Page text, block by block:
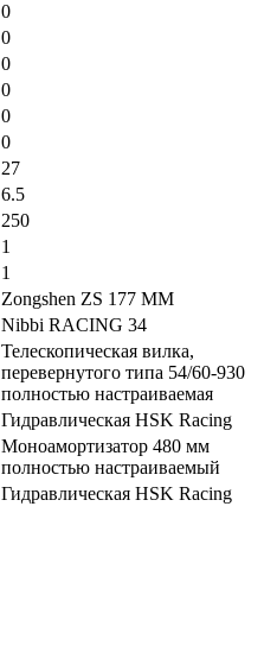
0
0
0
0
0
0
27
6.5
250
1
1
Zongshen ZS 177 MM
Nibbi RACING 34
Телескопическая вилка,
перевернутого типа 54/60-930
полностью настраиваемая
Гидравлическая HSK Racing
Моноамортизатор 480 мм
полностью настраиваемый
Гидравлическая HSK Racing